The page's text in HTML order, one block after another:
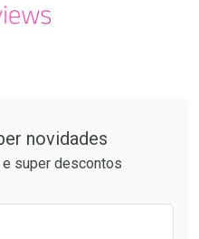
Por R$ 20,24/cada
novidades
super descontos